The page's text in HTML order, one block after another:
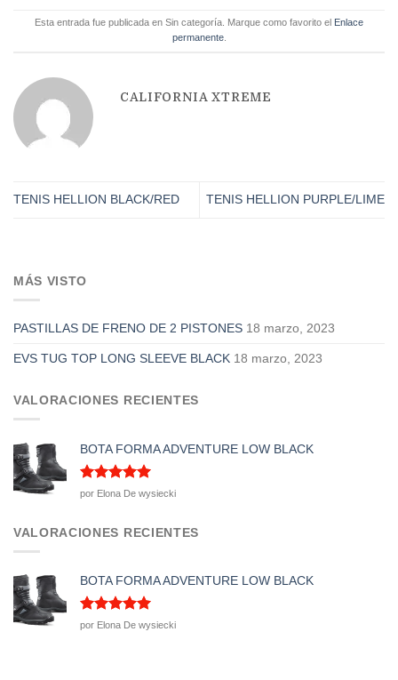
Esta entrada fue publicada en Sin categoría. Marque como favorito el Enlace
permanente.
CALIFORNIA XTREME
TENIS HELLION BLACK/RED TENIS HELLION PURPLE/LIME
MÁS VISTO
PASTILLAS DE FRENO DE 2 PISTONES 18 marzo, 2023
EVS TUG TOP LONG SLEEVE BLACK 18 marzo, 2023
VALORACIONES RECIENTES
BOTA FORMA ADVENTURE LOW BLACK
Valorado
por Elona De wysiecki
VALORACIONES RECIENTES
BOTA FORMA ADVENTURE LOW BLACK
Valorado
por Elona De wysiecki